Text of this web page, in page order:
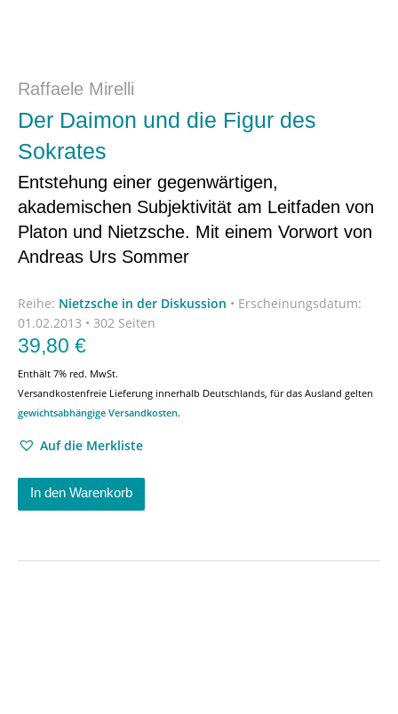
Raffaele Mirelli
Der Daimon und die Figur des
Sokrates
Entstehung einer gegenwärtigen,
akademischen Subjektivität am Leitfaden von
Platon und Nietzsche. Mit einem Vorwort von
Andreas Urs Sommer
Reihe: Nietzsche in der Diskussion • Erscheinungsdatum:
01.02.2013 • 302 Seiten
39,80 €
Enthält 7% red. MwSt.
Versandkostenfreie Lieferung innerhalb Deutschlands, für das Ausland gelten
gewichtsabhängige Versandkosten.
Auf die Merkliste
In den Warenkorb